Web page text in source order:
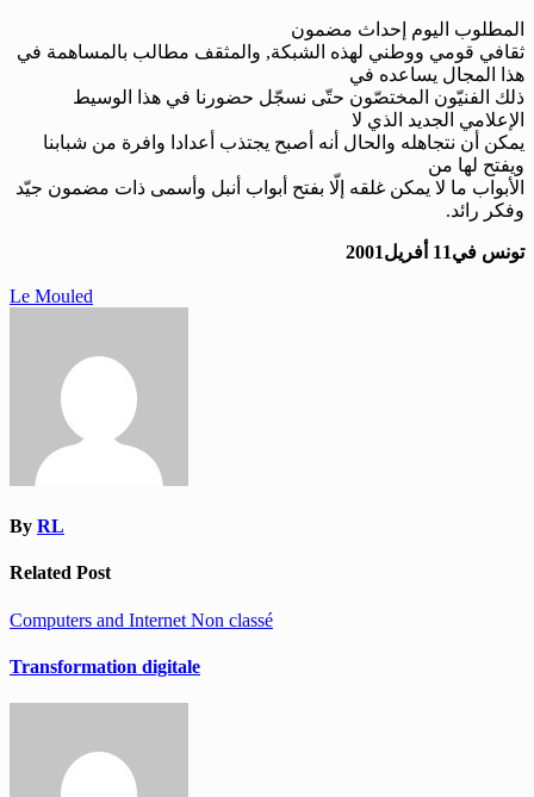
المطلوب اليوم إحداث مضمون
ثقافي قومي ووطني لهذه الشبكة, والمثقف مطالب بالمساهمة في
هذا المجال يساعده في
ذلك الفنيّون المختصّون حتّى نسجّل حضورنا في هذا الوسيط
الإعلامي الجديد الذي لا
يمكن أن نتجاهله والحال أنه أصبح يجتذب أعدادا وافرة من شبابنا
ويفتح لها من
الأبواب ما لا يمكن غلقه إلّا بفتح أبواب أنبل وأسمى ذات مضمون جيّد
وفكر رائد.
تونس في1
1 أفريل2001
Navigation
l’article
Le Mouled
By RL
Related Post
Computers and Internet Non classé
Transformation digitale